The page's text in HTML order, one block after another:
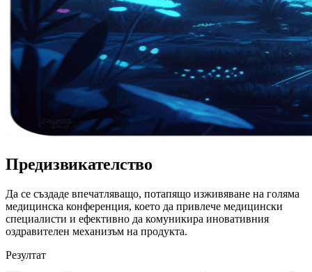
Предизвикателство
Да се създаде впечатляващо, потапящо изживяване на голяма
медицинска конференция, което да привлече медицински
специалисти и ефективно да комуникира иновативния
оздравителен механизъм на продукта.
Резултат